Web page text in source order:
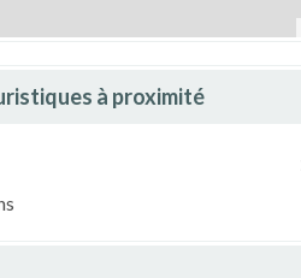
à proximité